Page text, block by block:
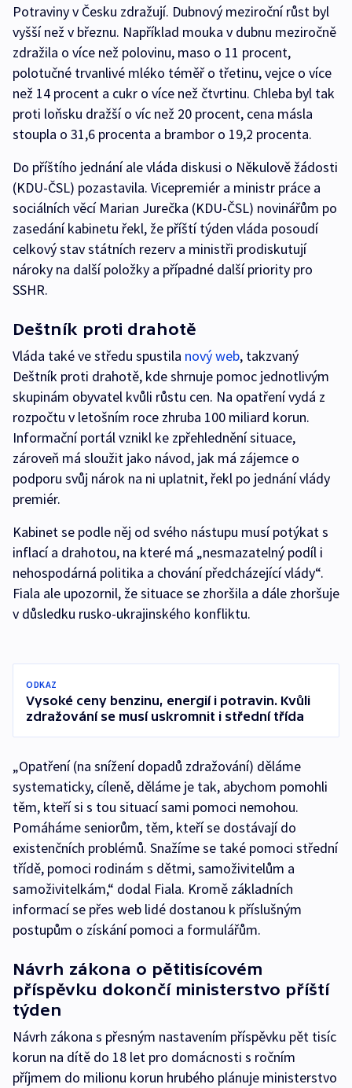
Potraviny v Česku zdražují. Dubnový meziroční růst byl
vyšší než v březnu. Například mouka v dubnu meziročně
zdražila o více než polovinu, maso o 11 procent,
polotučné trvanlivé mléko téměř o třetinu, vejce o více
než 14 procent a cukr o více než čtvrtinu. Chleba byl tak
proti loňsku dražší o víc než 20 procent, cena másla
stoupla o 31,6 procenta a brambor o 19,2 procenta.
Do příštího jednání ale vláda diskusi o Někulově žádosti
(KDU-ČSL) pozastavila. Vicepremiér a ministr práce a
sociálních věcí Marian Jurečka (KDU-ČSL) novinářům po
zasedání kabinetu řekl, že příští týden vláda posoudí
celkový stav státních rezerv a ministři prodiskutují
nároky na další položky a případné další priority pro
SSHR.
Deštník proti drahotě
Vláda také ve středu spustila nový web, takzvaný
Deštník proti drahotě, kde shrnuje pomoc jednotlivým
skupinám obyvatel kvůli růstu cen. Na opatření vydá z
rozpočtu v letošním roce zhruba 100 miliard korun.
Informační portál vznikl ke zpřehlednění situace,
zároveň má sloužit jako návod, jak má zájemce o
podporu svůj nárok na ni uplatnit, řekl po jednání vlády
premiér.
Kabinet se podle něj od svého nástupu musí potýkat s
inflací a drahotou, na které má „nesmazatelný podíl i
nehospodárná politika a chování předcházející vlády“.
Fiala ale upozornil, že situace se zhoršila a dále zhoršuje
v důsledku rusko-ukrajinského konfliktu.
ODKAZ
Vysoké ceny benzinu, energií i potravin. Kvůli
zdražování se musí uskromnit i střední třída
„Opatření (na snížení dopadů zdražování) děláme
systematicky, cíleně, děláme je tak, abychom pomohli
těm, kteří si s tou situací sami pomoci nemohou.
Pomáháme seniorům, těm, kteří se dostávají do
existenčních problémů. Snažíme se také pomoci střední
třídě, pomoci rodinám s dětmi, samoživitelům a
samoživitelkám,“ dodal Fiala. Kromě základních
informací se přes web lidé dostanou k příslušným
postupům o získání pomoci a formulářům.
Návrh zákona o pětitisícovém
příspěvku dokončí ministerstvo příští
týden
Návrh zákona s přesným nastavením příspěvku pět tisíc
korun na dítě do 18 let pro domácnosti s ročním
příjmem do milionu korun hrubého plánuje ministerstvo